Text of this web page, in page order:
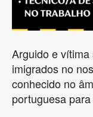
Arguido e
imigrados no
conhecido no
portuguesa